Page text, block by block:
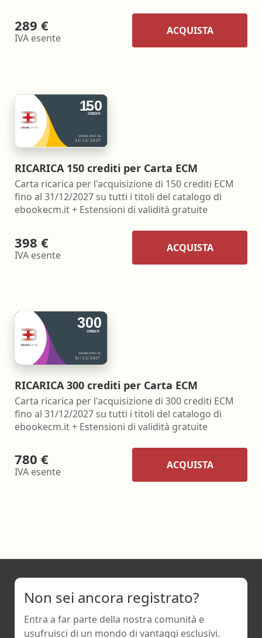
289 €
IVA esente
ACQUISTA
RICARICA 150 crediti per Carta ECM
Carta ricarica per l'acquisizione di 150 crediti ECM
fino al 31/12/2027 su tutti i titoli del catalogo di
ebookecm.it + Estensioni di validità gratuite
398 €
IVA esente
ACQUISTA
RICARICA 300 crediti per Carta ECM
Carta ricarica per l'acquisizione di 300 crediti ECM
fino al 31/12/2027 su tutti i titoli del catalogo di
ebookecm.it + Estensioni di validità gratuite
780 €
IVA esente
ACQUISTA
Non sei ancora registrato?
Entra a far parte della nostra comunità e
usufruisci di un mondo di vantaggi esclusivi.